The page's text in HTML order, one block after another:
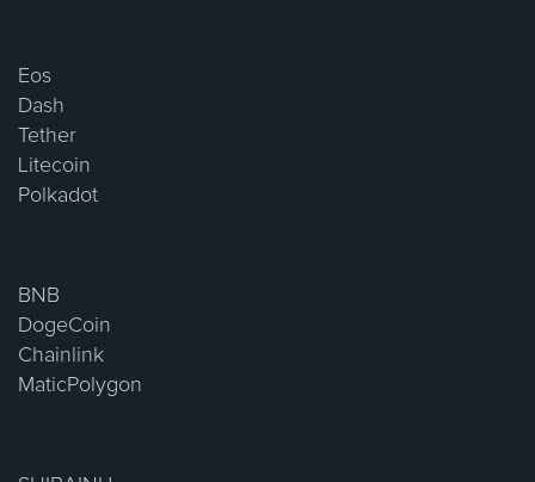
Eos
Dash
Tether
Litecoin
Polkadot
BNB
DogeCoin
Chainlink
MaticPolygon